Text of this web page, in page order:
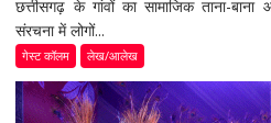
छत्तीसगढ़ के गांवों का सामाजिक ताना-
संरचना में लोगों...
गेस्ट कॉलम लेख/आलेख